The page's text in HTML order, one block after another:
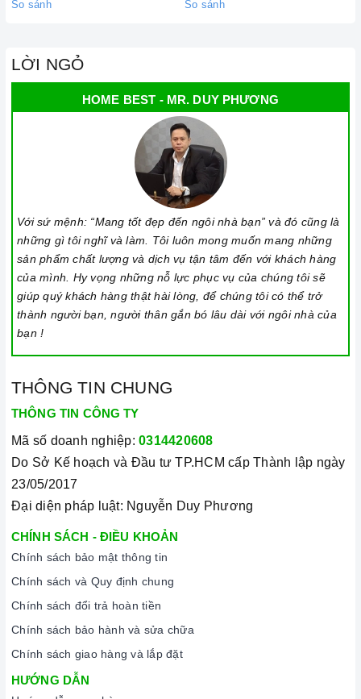
Chức năng Cảm biến chống tràn:
tắt để đảm bảo an toàn cho người dùng và giữ chobếpsạch
Chức năng Cảm ứng quá nhiệt: Khi nhiệt độ quá cao hơn
bếp
từ sẽ tự động ngắt và cảnh báo cho
người dùng mã lỗi E1 trên bảng điều khiển.
Chức năng an toàn
2. Một số lưu ý khi sử dụng sản phẩm
Lưu ý khi chọn nồi nấu
Lưu ý những chất liệu sau sẽ phù hợp với mặt
thép không gỉ, gang, gang tráng men hoặc các vật liệu từ
So sánh So sánh
LỜI NGỎ
HOME BEST - MR. DUY PHƯƠNG
Với sứ mệnh: “Mang tốt đẹp đến ngôi nhà bạn” và đó cũng là
những gì tôi nghĩ và làm. Tôi luôn mong muốn mang những
sản phẩm chất lượng và dịch vụ tận tâm đến với khách hàng
của mình. Hy vọng những nỗ lực phục vụ của chúng tôi sẽ
giúp quý khách hàng thật hài lòng, để chúng tôi có thể trở
thành người bạn, người thân gắn bó lâu dài với ngôi nhà của
bạn !
THÔNG TIN CHUNG
THÔNG TIN CÔNG TY
Mã số doanh nghiệp: 0314420608
Do Sở Kế hoạch và Đầu tư TP.HCM cấp Thành lập ngày
23/05/2017
Đại diện pháp luật: Nguyễn Duy Phương
CHÍNH SÁCH - ĐIỀU KHOẢN
Chính sách bảo mật thông tin
Chính sách và Quy định chung
Chính sách đổi trả hoàn tiền
Chính sách bảo hành và sửa chữa
Chính sách giao hàng và lắp đặt
HƯỚNG DẪN